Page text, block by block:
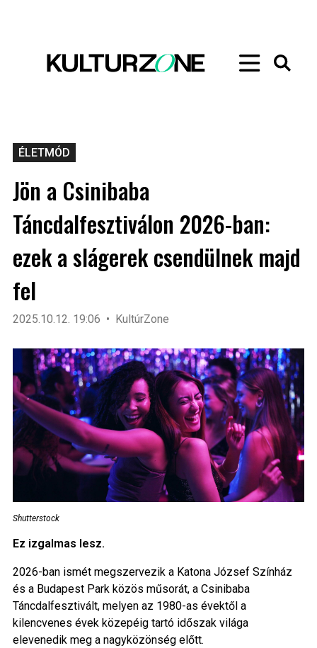
ÉLETMÓD
Jön a Csinibaba
Táncdalfesztiválon 2026-ban:
ezek a slágerek csendülnek majd
fel
2025.10.12. 19:06 KultúrZone
Shutterstock
Ez izgalmas lesz.
2026-ban ismét megszervezik a Katona József Színház
és a Budapest Park közös műsorát, a Csinibaba
Táncdalfesztivált, melyen az 1980-as évektől a
kilencvenes évek közepéig tartó időszak világa
elevenedik meg a nagyközönség előtt.